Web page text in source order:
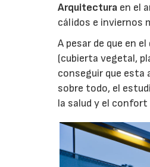
Arquitectura en el
cálidos e inviernos
A pesar de que en
(cubierta vegetal,
conseguir que esta
sobre todo, el
la salud y el confort